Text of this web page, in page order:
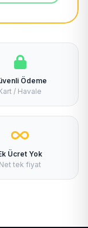
Ödeme
/ Havale
Ücret Yok
Net tek fiyat